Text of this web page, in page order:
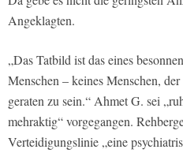
Angeklagten.
„Das Tatbild ist das eines
Menschen – keines Menschen,
geraten zu sein.“ Ahmet G. sei
mehraktig“ vorgegangen.
Verteidigungslinie „eine